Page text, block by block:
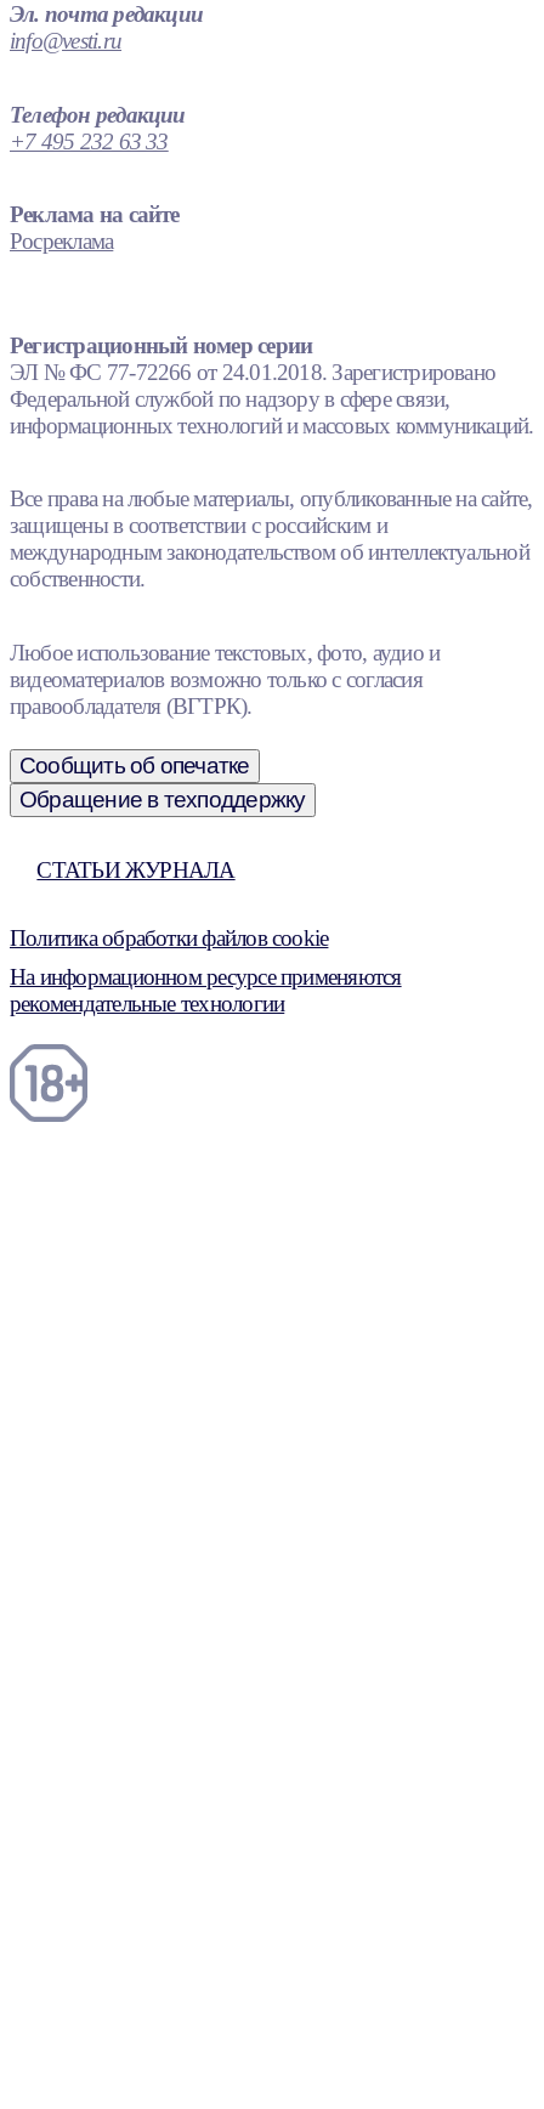
Эл. почта редакции
info@vesti.ru
Телефон редакции
+7 495 232 63 33
Реклама на сайте
Росреклама
Регистрационный номер серии
ЭЛ № ФС 77-72266 от 24.01.2018. Зарегистрировано
Федеральной службой по надзору в сфере связи,
информационных технологий и массовых коммуникаций.
Все права на любые материалы, опубликованные на сайте,
защищены в соответствии с российским и
международным законодательством об интеллектуальной
собственности.
Любое использование текстовых, фото, аудио и
видеоматериалов возможно только с согласия
правообладателя (ВГТРК).
Сообщить об опечатке
Обращение в техподдержку
СТАТЬИ ЖУРНАЛА
Политика обработки файлов cookie
На информационном ресурсе применяются
рекомендательные технологии